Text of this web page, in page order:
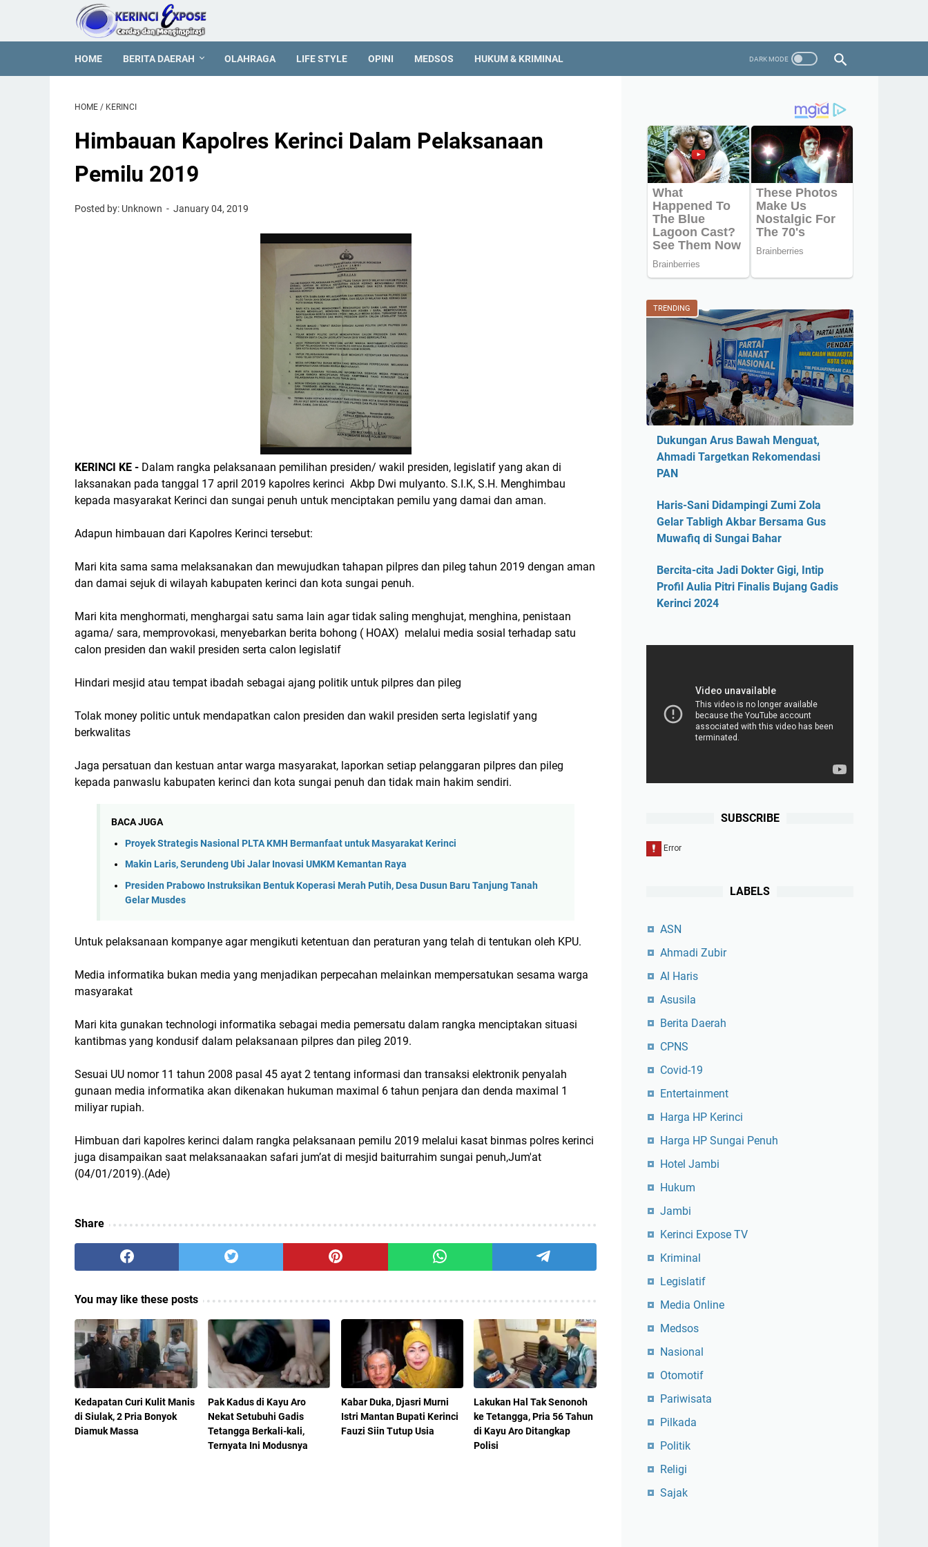
HOME BERITA DAERAH OLAHRAGA LIFE STYLE OPINI MEDSOS HUKUM & KRIMINAL
HOME / KERINCI
Himbauan Kapolres Kerinci Dalam Pelaksanaan
Pemilu 2019
Posted by: Unknown January 04, 2019
KERINCI KE - Dalam rangka pelaksanaan pemilihan presiden/ wakil presiden, legislatif yang akan di
laksanakan pada tanggal 17 april 2019 kapolres kerinci Akbp Dwi mulyanto. S.I.K, S.H. Menghimbau
kepada masyarakat Kerinci dan sungai penuh untuk menciptakan pemilu yang damai dan aman.
Adapun himbauan dari Kapolres Kerinci tersebut:
Mari kita sama sama melaksanakan dan mewujudkan tahapan pilpres dan pileg tahun 2019 dengan aman
dan damai sejuk di wilayah kabupaten kerinci dan kota sungai penuh.
Mari kita menghormati, menghargai satu sama lain agar tidak saling menghujat, menghina, penistaan
agama/ sara, memprovokasi, menyebarkan berita bohong ( HOAX) melalui media sosial terhadap satu
calon presiden dan wakil presiden serta calon legislatif
Hindari mesjid atau tempat ibadah sebagai ajang politik untuk pilpres dan pileg
Tolak money politic untuk mendapatkan calon presiden dan wakil presiden serta legislatif yang
berkwalitas
Jaga persatuan dan kestuan antar warga masyarakat, laporkan setiap pelanggaran pilpres dan pileg
kepada panwaslu kabupaten kerinci dan kota sungai penuh dan tidak main hakim sendiri.
BACA JUGA
Proyek Strategis Nasional PLTA KMH Bermanfaat untuk Masyarakat Kerinci
Makin Laris, Serundeng Ubi Jalar Inovasi UMKM Kemantan Raya
Presiden Prabowo Instruksikan Bentuk Koperasi Merah Putih, Desa Dusun Baru Tanjung Tanah
Gelar Musdes
Untuk pelaksanaan kompanye agar mengikuti ketentuan dan peraturan yang telah di tentukan oleh KPU.
Media informatika bukan media yang menjadikan perpecahan melainkan mempersatukan sesama warga
masyarakat
Mari kita gunakan technologi informatika sebagai media pemersatu dalam rangka menciptakan situasi
kantibmas yang kondusif dalam pelaksanaan pilpres dan pileg 2019.
Sesuai UU nomor 11 tahun 2008 pasal 45 ayat 2 tentang informasi dan transaksi elektronik penyalah
gunaan media informatika akan dikenakan hukuman maximal 6 tahun penjara dan denda maximal 1
miliyar rupiah.
Himbuan dari kapolres kerinci dalam rangka pelaksanaan pemilu 2019 melalui kasat binmas polres kerinci
juga disampaikan saat melaksanaakan safari jum’at di mesjid baiturrahim sungai penuh,Jum'at
(04/01/2019).(Ade)
Share
You may like these posts
Kedapatan Curi Kulit Manis
di Siulak, 2 Pria Bonyok
Diamuk Massa
Pak Kadus di Kayu Aro
Nekat Setubuhi Gadis
Tetangga Berkali-kali,
Ternyata Ini Modusnya
Kabar Duka, Djasri Murni
Istri Mantan Bupati Kerinci
Fauzi Siin Tutup Usia
Lakukan Hal Tak Senonoh
ke Tetangga, Pria 56 Tahun
di Kayu Aro Ditangkap
Polisi
TRENDING
Dukungan Arus Bawah Menguat,
Ahmadi Targetkan Rekomendasi
PAN
Haris-Sani Didampingi Zumi Zola
Gelar Tabligh Akbar Bersama Gus
Muwafiq di Sungai Bahar
Bercita-cita Jadi Dokter Gigi, Intip
Profil Aulia Pitri Finalis Bujang Gadis
Kerinci 2024
SUBSCRIBE
LABELS
ASN
Ahmadi Zubir
Al Haris
Asusila
Berita Daerah
CPNS
Covid-19
Entertainment
Harga HP Kerinci
Harga HP Sungai Penuh
Hotel Jambi
Hukum
Jambi
Kerinci Expose TV
Kriminal
Legislatif
Media Online
Medsos
Nasional
Otomotif
Pariwisata
Pilkada
Politik
Religi
Sajak